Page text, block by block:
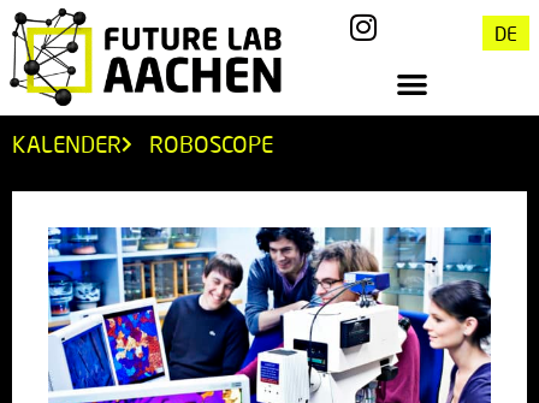
DE
KALENDER ROBOSCOPE